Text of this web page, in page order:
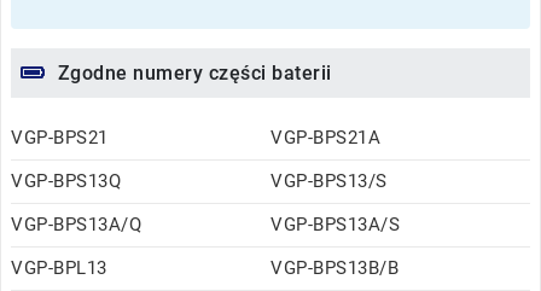
Zgodne numery części baterii
VGP-BPS21
VGP-BPS21A
VGP-BPS13Q
VGP-BPS13/S
VGP-BPS13A/Q
VGP-BPS13A/S
VGP-BPL13
VGP-BPS13B/B